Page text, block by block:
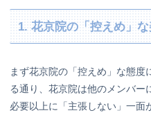
1. 花京院の「控えめ」な
まず花京院の「控えめ」な態
る通り、花京院は他のメンバー
必要以上に「主張しない」一面